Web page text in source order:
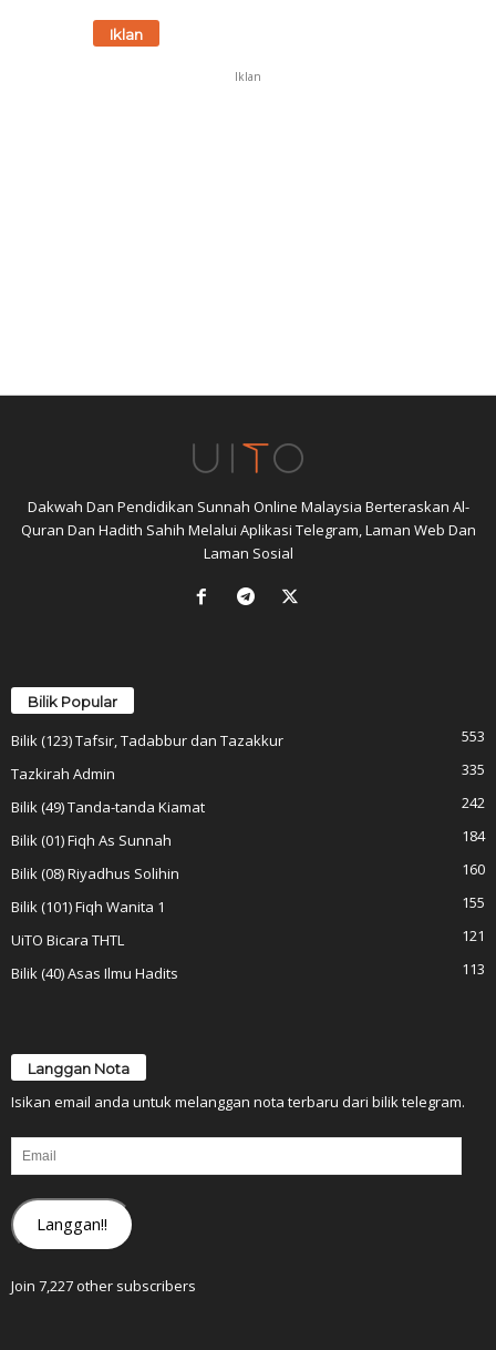
Iklan
Iklan
Dakwah Dan Pendidikan Sunnah Online Malaysia Berteraskan Al-
Quran Dan Hadith Sahih Melalui Aplikasi Telegram, Laman Web Dan
Laman Sosial
Bilik Popular
Bilik (123) Tafsir, Tadabbur dan Tazakkur
553
Tazkirah Admin
335
Bilik (49) Tanda-tanda Kiamat
242
Bilik (01) Fiqh As Sunnah
184
Bilik (08) Riyadhus Solihin
160
Bilik (101) Fiqh Wanita 1
155
UiTO Bicara THTL
121
Bilik (40) Asas Ilmu Hadits
113
Langgan Nota
Isikan email anda untuk melanggan nota terbaru dari bilik telegram.
Email
Langgan!!
Join 7,227 other subscribers